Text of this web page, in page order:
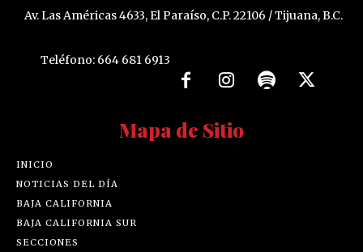
Av. Las Américas 4633, El Paraíso, C.P. 22106 / Tijuana, B.C.
Teléfono: 664 681 6913
Mapa de Sitio
INICIO
NOTICIAS DEL DÍA
BAJA CALIFORNIA
BAJA CALIFORNIA SUR
SECCIONES